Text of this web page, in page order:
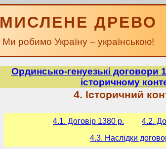
МИСЛЕНЕ ДРЕВО
Ми робимо Україну – українською!
Ординсько-генуезькі договори
історичному
4. Історичний
4.1. Договір 1380 р.
4.2.
4.3. Наслідки